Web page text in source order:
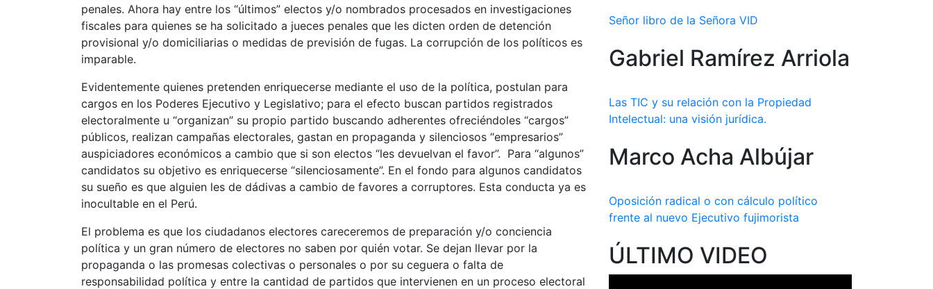
penales. Ahora hay entre los “últimos” electos y/o nombrados procesados en investigaciones
fiscales para quienes se ha solicitado a jueces penales que les dicten orden de detención
provisional y/o domiciliarias o medidas de previsión de fugas. La corrupción de los políticos es
imparable.
Evidentemente quienes pretenden enriquecerse mediante el uso de la política, postulan para
cargos en los Poderes Ejecutivo y Legislativo; para el efecto buscan partidos registrados
electoralmente u “organizan” su propio partido buscando adherentes ofreciéndoles “cargos”
públicos, realizan campañas electorales, gastan en propaganda y silenciosos “empresarios”
auspiciadores económicos a cambio que si son electos “les devuelvan el favor”. Para “algunos”
candidatos su objetivo es enriquecerse “silenciosamente”. En el fondo para algunos candidatos
su sueño es que alguien les de dádivas a cambio de favores a corruptores. Esta conducta ya es
inocultable en el Perú.
El problema es que los ciudadanos electores careceremos de preparación y/o conciencia
política y un gran número de electores no saben por quién votar. Se dejan llevar por la
propaganda o las promesas colectivas o personales o por su ceguera o falta de
responsabilidad política y entre la cantidad de partidos que intervienen en un proceso electoral
Señor libro de la Señora VID
Gabriel Ramírez Arriola
Las TIC y su relación con la Propiedad
Intelectual: una visión jurídica.
Marco Acha Albújar
Oposición radical o con cálculo político
frente al nuevo Ejecutivo fujimorista
ÚLTIMO VIDEO